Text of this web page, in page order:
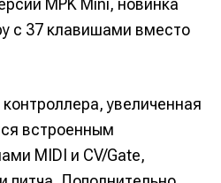
MPK Mini, новинка
с 37 клавишами вместо
увеличенная
встроенным
MIDI и CV/Gate,